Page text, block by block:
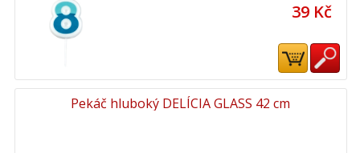
39 Kč
Pekáč hluboký DELÍCIA GLASS 42 cm